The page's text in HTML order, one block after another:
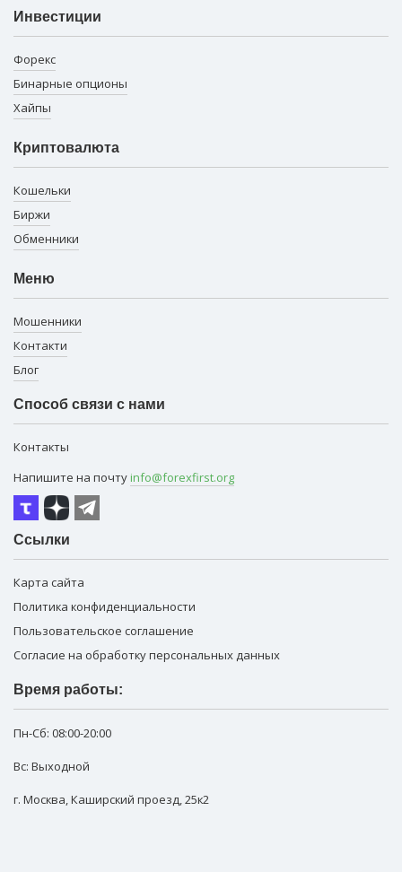
Инвестиции
Форекс
Бинарные опционы
Хайпы
Криптовалюта
Кошельки
Биржи
Обменники
Меню
Мошенники
Контакти
Блог
Способ связи с нами
Контакты
Напишите на почту info@forexfirst.org
Ссылки
Карта сайта
Политика конфиденциальности
Пользовательское соглашение
Согласие на обработку персональных данных
Время работы:
Пн-Сб: 08:00-20:00
Вс: Выходной
г. Москва Каширский проезд, 25к2